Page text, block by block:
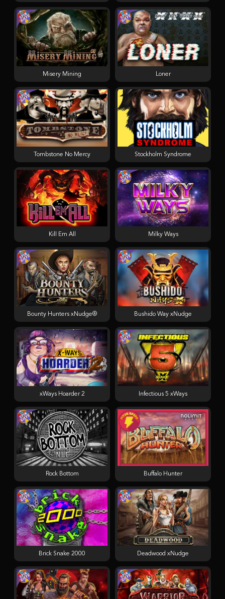
Kill Em All
Stockholm Syndrome
Loner
Tombstone No Mercy
Rock Bottom
xWays Hoarder 2
Bounty Hunters xNudge®
Brick Snake 2000 Deadwood xNudge
Buffalo Hunter
Milky Ways
Infectious 5 xWays
Misery Mining
Bushido Way xNudge